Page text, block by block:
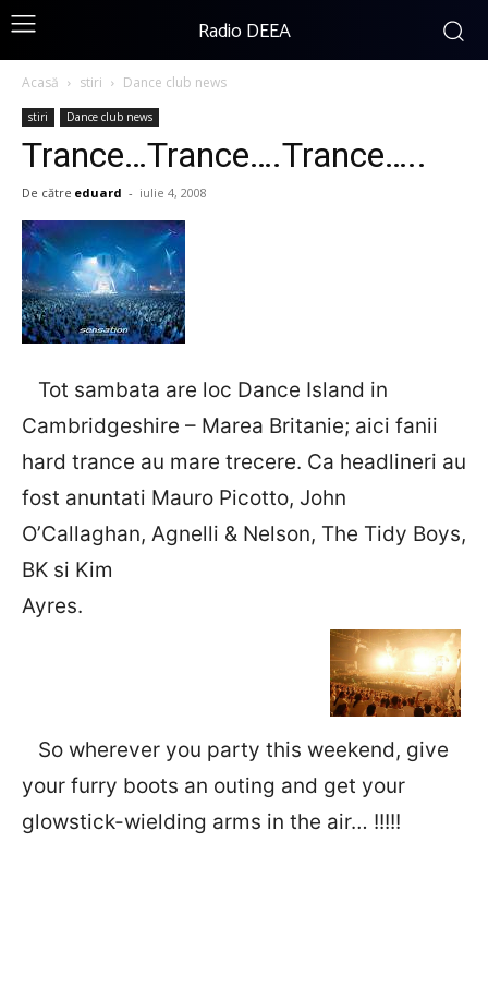
Radio DEEA
Acasă stiri Dance club news
stiri Dance club news
Trance…Trance….Trance…..
De către eduard - iulie 4, 2008
Tot sambata are loc Dance Island in
Cambridgeshire – Marea Britanie; aici fanii
hard trance au mare trecere. Ca headlineri au
fost anuntati Mauro Picotto, John
O’Callaghan, Agnelli & Nelson, The Tidy Boys,
BK si Kim
Ayres.
So wherever you party this weekend, give
your furry boots an outing and get your
glowstick-wielding arms in the air… !!!!!